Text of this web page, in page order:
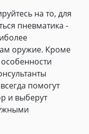
на то, для
пневматика -
оружие. Кроме
помогут
и выберут